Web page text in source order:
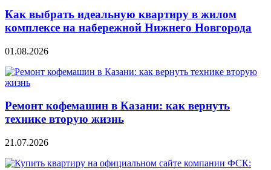
Как выбрать идеальную квартиру в жилом
комплексе на набережной Нижнего Новгорода
01.08.2026
Ремонт кофемашин в Казани: как вернуть
технике вторую жизнь
21.07.2026